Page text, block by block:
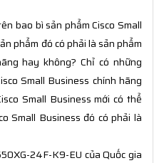
bao bì sản phẩm Cisco Small
phẩm đó có phải là sản phẩm
hay không? Chỉ có những
Small Business chính hãng
Small Business mới có thể
Small Business đó có phải là
24F-K9-EU của Quốc gia